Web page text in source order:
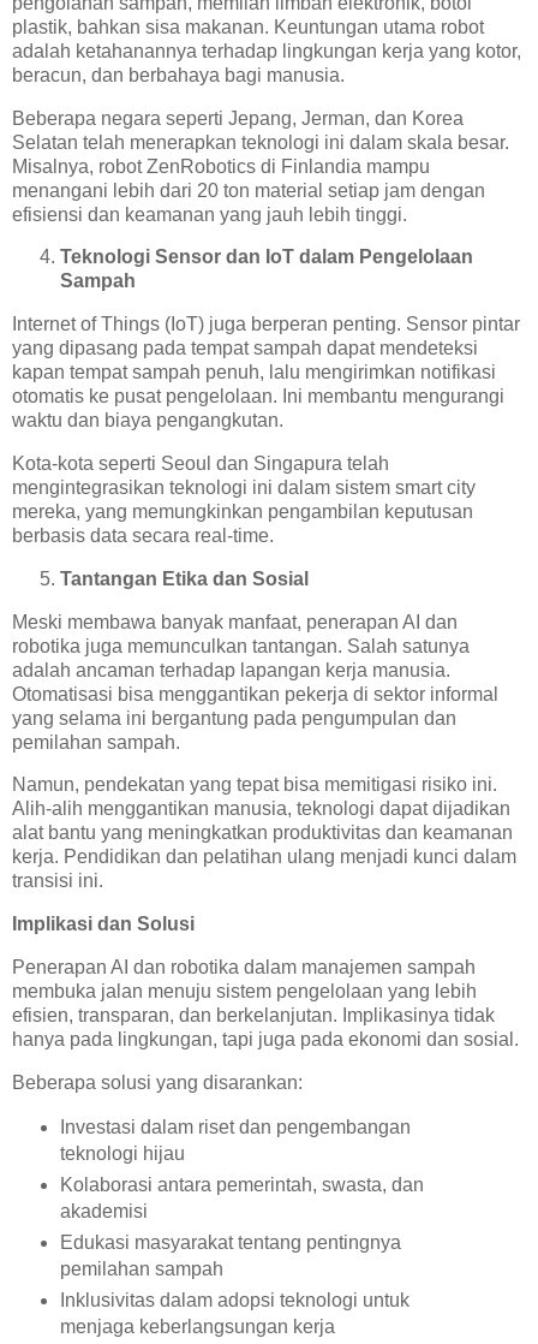
plastik, bahkan sisa makanan. Keuntungan utama robot
adalah ketahanannya terhadap lingkungan kerja yang kotor,
beracun, dan berbahaya bagi manusia.
Beberapa negara seperti Jepang, Jerman, dan Korea
Selatan telah menerapkan teknologi ini dalam skala besar.
Misalnya, robot ZenRobotics di Finlandia mampu
menangani lebih dari 20 ton material setiap jam dengan
efisiensi dan keamanan yang jauh lebih tinggi.
Teknologi Sensor dan IoT dalam Pengelolaan
Sampah
Internet of Things (IoT) juga berperan penting. Sensor pintar
yang dipasang pada tempat sampah dapat mendeteksi
kapan tempat sampah penuh, lalu mengirimkan notifikasi
otomatis ke pusat pengelolaan. Ini membantu mengurangi
waktu dan biaya pengangkutan.
Kota-kota seperti Seoul dan Singapura telah
mengintegrasikan teknologi ini dalam sistem smart city
mereka, yang memungkinkan pengambilan keputusan
berbasis data secara real-time.
Tantangan Etika dan Sosial
Meski membawa banyak manfaat, penerapan AI dan
robotika juga memunculkan tantangan. Salah satunya
adalah ancaman terhadap lapangan kerja manusia.
Otomatisasi bisa menggantikan pekerja di sektor informal
yang selama ini bergantung pada pengumpulan dan
pemilahan sampah.
Namun, pendekatan yang tepat bisa memitigasi risiko ini.
Alih-alih menggantikan manusia, teknologi dapat dijadikan
alat bantu yang meningkatkan produktivitas dan keamanan
kerja. Pendidikan dan pelatihan ulang menjadi kunci dalam
transisi ini.
Implikasi dan Solusi
Penerapan AI dan robotika dalam manajemen sampah
membuka jalan menuju sistem pengelolaan yang lebih
efisien, transparan, dan berkelanjutan. Implikasinya tidak
hanya pada lingkungan, tapi juga pada ekonomi dan sosial.
Beberapa solusi yang disarankan:
Investasi dalam riset dan pengembangan
teknologi hijau
Kolaborasi antara pemerintah, swasta, dan
akademisi
Edukasi masyarakat tentang pentingnya
pemilahan sampah
Inklusivitas dalam adopsi teknologi untuk
menjaga keberlangsungan kerja